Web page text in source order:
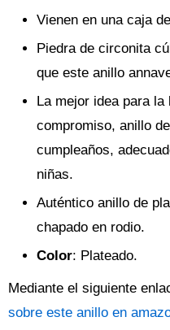
Vienen en una caja
Piedra de circonita
que este anillo
La mejor idea para la
compromiso, anillo
cumpleaños,
niñas.
Auténtico anillo de
chapado en rodio.
Color: Plateado.
Mediante el siguiente
sobre este anillo en